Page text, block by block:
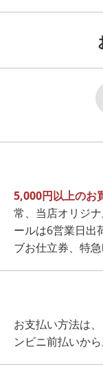
5,000円以上のお
常、当店オリジ
ールは6営業日出
ブお仕立券、特
お支払い方法は
ンビニ前払いか